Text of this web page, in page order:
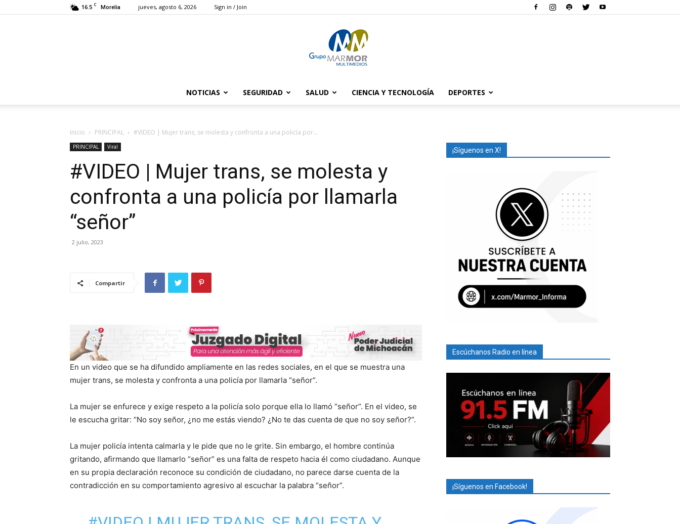
16.5 C Morelia jueves, agosto 6, 2026 Sign in / Join
Marmor
NOTICIAS SEGURIDAD SALUD CIENCIA Y TECNOLOGÍA DEPORTES
Inicio PRINCIPAL #VIDEO | Mujer trans, se molesta y confronta a una policía por...
PRINCIPAL Viral
#VIDEO | Mujer trans, se molesta y
confronta a una policía por llamarla
“señor”
2 julio, 2023
Compartir
En un video que se ha difundido ampliamente en las redes sociales, en el que se muestra una
mujer trans, se molesta y confronta a una policía por llamarla “señor”.
La mujer se enfurece y exige respeto a la policía solo porque ella lo llamó “señor”. En el video, se
le escucha gritar: “No soy señor, ¿no me estás viendo? ¿No te das cuenta de que no soy señor?”.
La mujer policía intenta calmarla y le pide que no le grite. Sin embargo, el hombre continúa
gritando, afirmando que llamarlo “señor” es una falta de respeto hacia él como ciudadano. Aunque
en su propia declaración reconoce su condición de ciudadano, no parece darse cuenta de la
contradicción en su comportamiento agresivo al escuchar la palabra “señor”.
¡Síguenos en X!
Escúchanos Radio en línea
¡Síguenos en Facebook!